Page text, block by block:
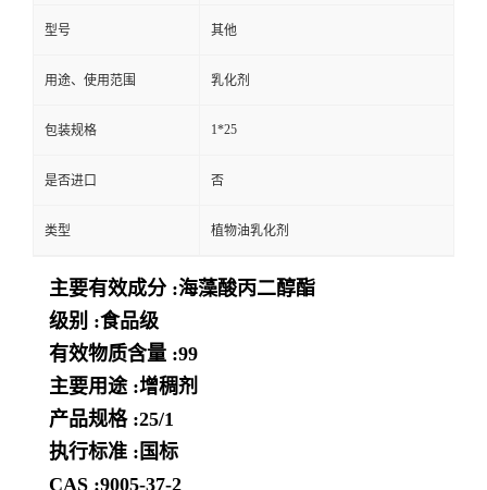
型号 其他
用途、使用范围 乳化剂
包装规格 1*25
是否进口 否
类型 植物油乳化剂
主要有效成分 :海藻酸丙二醇酯
级别 :食品级
有效物质含量 :99
主要用途 :增稠剂
产品规格 :25/1
执行标准 :国标
CAS :9005-37-2